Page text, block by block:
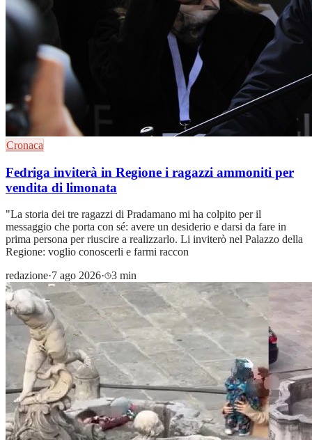
Cronaca
Fedriga inviterà in Regione i ragazzi ammoniti per
vendita di limonata
"La storia dei tre ragazzi di Pradamano mi ha colpito per il
messaggio che porta con sé: avere un desiderio e darsi da fare in
prima persona per riuscire a realizzarlo. Li inviterò nel Palazzo della
Regione: voglio conoscerli e farmi raccon
redazione·7 ago 2026· 3 min